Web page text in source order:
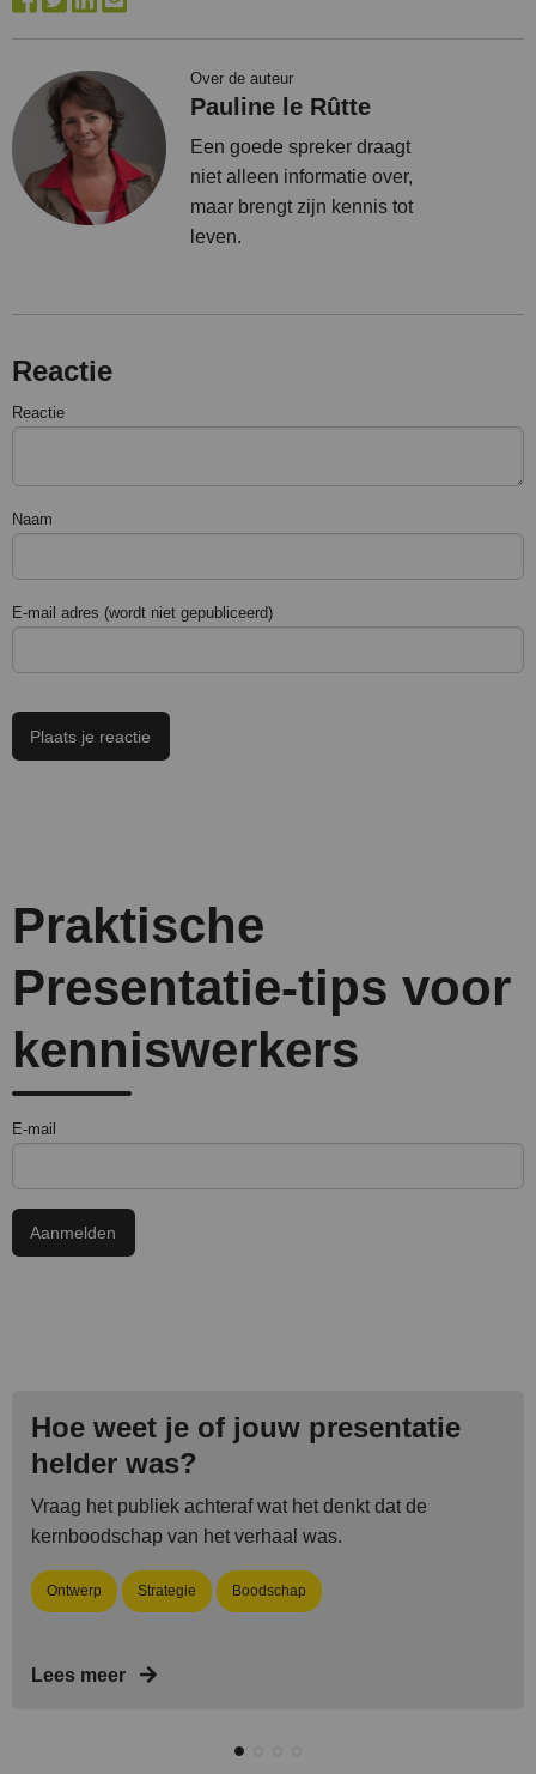
Over de auteur
Pauline le Rûtte
Een goede spreker draagt
niet alleen informatie over,
maar brengt zijn kennis tot
leven.
Reactie
Reactie
Naam
E-mail adres (wordt niet gepubliceerd)
Praktische
Presentatie-tips voor
kenniswerkers
E-mail
Hoe weet je of jouw presentatie
helder was?
Vraag het publiek achteraf wat het denkt dat de
kernboodschap van het verhaal was.
Ontwerp Strategie Boodschap
Lees meer